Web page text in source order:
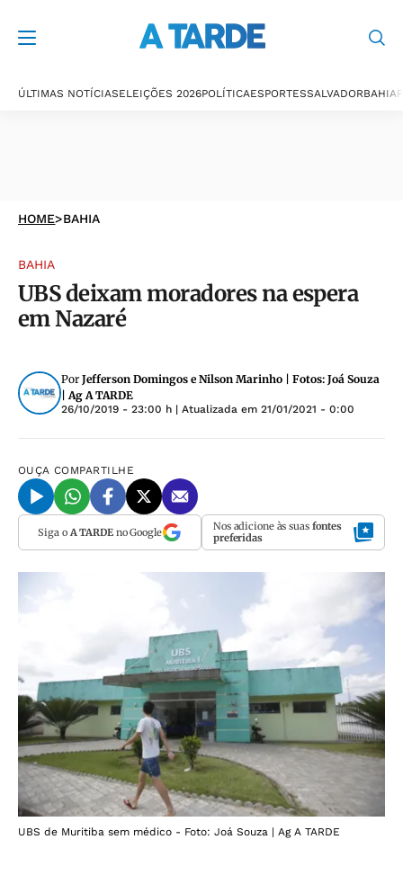
ÚLTIMAS NOTÍCIASELEIÇÕES 2026POLÍTICAESPORTESSALVADORBAHIA
HOME>BAHIA
BAHIA
UBS deixam moradores na espera
em Nazaré
Por Jefferson Domingos e Nilson Marinho | Fotos: Joá Souza
| Ag A TARDE
26/10/2019 - 23:00 h | Atualizada em 21/01/2021 - 0:00
OUÇA COMPARTILHE
Siga o A TARDEno Google Nos adicione às suas fontes
preferidas
UBS de Muritiba sem médico - Foto: Joá Souza | Ag A TARDE